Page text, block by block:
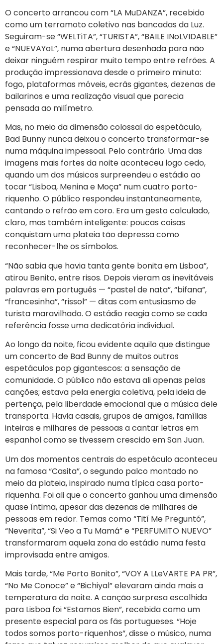
O concerto arrancou com “LA MuDANZA”, recebido
como um terramoto coletivo nas bancadas da Luz.
Seguiram-se “WELTiTA”, “TURISTA”, “BAILE INoLVIDABLE”
e “NUEVAYoL”, numa abertura desenhada para não
deixar ninguém respirar muito tempo entre refrões. A
produção impressionava desde o primeiro minuto:
fogo, plataformas móveis, ecrãs gigantes, dezenas de
bailarinos e uma realização visual que parecia
pensada ao milímetro.
Mas, no meio da dimensão colossal do espetáculo,
Bad Bunny nunca deixou o concerto transformar-se
numa máquina impessoal. Pelo contrário. Uma das
imagens mais fortes da noite aconteceu logo cedo,
quando um dos músicos surpreendeu o estádio ao
tocar “Lisboa, Menina e Moça” num cuatro porto-
riquenho. O público respondeu instantaneamente,
cantando o refrão em coro. Era um gesto calculado,
claro, mas também inteligente: poucas coisas
conquistam uma plateia tão depressa como
reconhecer-lhe os símbolos.
“Não sabia que havia tanta gente bonita em Lisboa”,
atirou Benito, entre risos. Depois vieram as inevitáveis
palavras em português — “pastel de nata”, “bifana”,
“francesinha”, “rissol” — ditas com entusiasmo de
turista maravilhado. O estádio reagia como se cada
referência fosse uma dedicatória individual.
Ao longo da noite, ficou evidente aquilo que distingue
um concerto de Bad Bunny de muitos outros
espetáculos pop gigantescos: a sensação de
comunidade. O público não estava ali apenas pelas
canções; estava pela energia coletiva, pela ideia de
pertença, pela liberdade emocional que a música dele
transporta. Havia casais, grupos de amigos, famílias
inteiras e milhares de pessoas a cantar letras em
espanhol como se tivessem crescido em San Juan.
Um dos momentos centrais do espetáculo aconteceu
na famosa “Casita”, o segundo palco montado no
meio da plateia, inspirado numa típica casa porto-
riquenha. Foi ali que o concerto ganhou uma dimensão
quase íntima, apesar das dezenas de milhares de
pessoas em redor. Temas como “Tití Me Preguntó”,
“Neverita”, “Si Veo a Tu Mamá” e “PERFUMITO NUEVO”
transformaram aquela zona do estádio numa festa
improvisada entre amigos.
Mais tarde, “Me Porto Bonito”, “VOY A LLeVARTE PA PR”,
“No Me Conoce” e “Bichiyal” elevaram ainda mais a
temperatura da noite. A canção surpresa escolhida
para Lisboa foi “Estamos Bien”, recebida como um
presente especial para os fãs portugueses. “Hoje
todos somos porto-riquenhos”, disse o músico, numa